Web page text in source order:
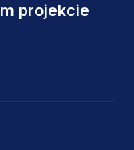
projekcie